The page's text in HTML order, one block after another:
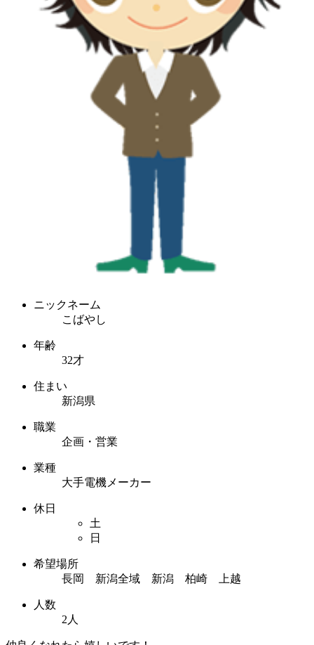
ニックネーム
こばやし
年齢
32才
住まい
新潟県
職業
企画・営業
業種
大手電機メーカー
休日
土
日
希望場所
長岡 新潟全域 新潟 柏崎 上越
人数
2人